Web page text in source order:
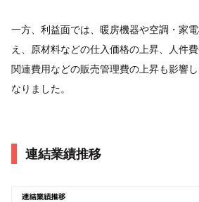
一方、利益面では、暖房機器や空調・家
え、原材料などの仕入価格の上昇、人件
関連費用などの販売管理費の上昇も影響
なりました。
連結業績推移